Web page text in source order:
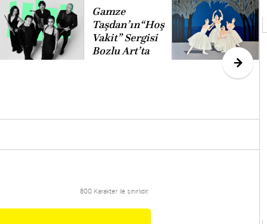
Gamze
Taşdan’ın“Hoş
Vakit” Sergisi
Bozlu Art’ta
800 Karakter ile sınırlıdır.